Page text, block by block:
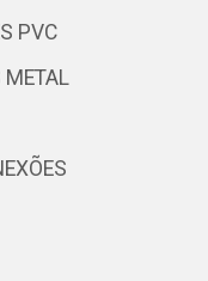
PVC
METAL